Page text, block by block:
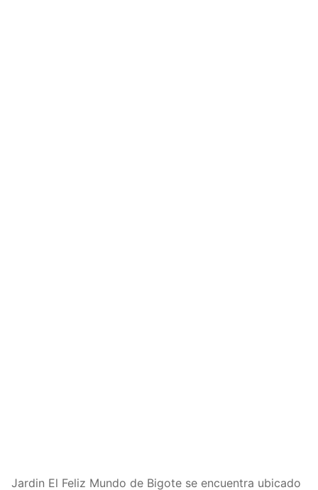
Jardin El Feliz Mundo de Bigote se encuentra ubicado